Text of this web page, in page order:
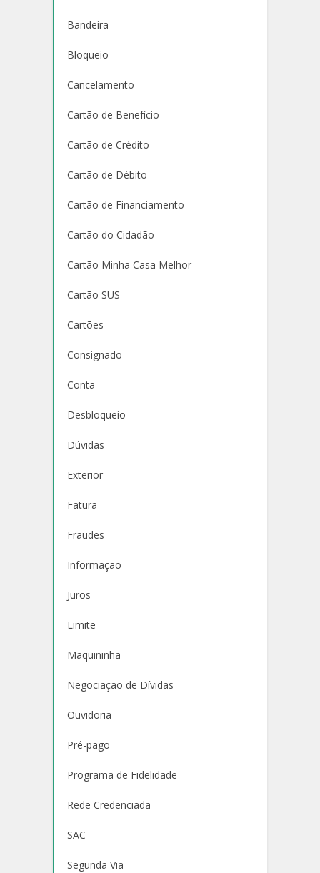
Bandeira
Bloqueio
Cancelamento
Cartão de Benefício
Cartão de Crédito
Cartão de Débito
Cartão de Financiamento
Cartão do Cidadão
Cartão Minha Casa Melhor
Cartão SUS
Cartões
Consignado
Conta
Desbloqueio
Dúvidas
Exterior
Fatura
Fraudes
Informação
Juros
Limite
Maquininha
Negociação de Dívidas
Ouvidoria
Pré-pago
Programa de Fidelidade
Rede Credenciada
SAC
Segunda Via